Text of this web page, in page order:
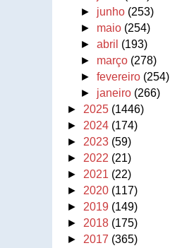
► junho (253)
► maio (254)
►abril (193)
► março (278)
►fevereiro (254)
► janeiro (266)
► 2025 (1446)
► 2024 (174)
► 2023 (59)
► 2022 (21)
► 2021 (22)
► 2020 (117)
► 2019 (149)
► 2018 (175)
► 2017 (365)